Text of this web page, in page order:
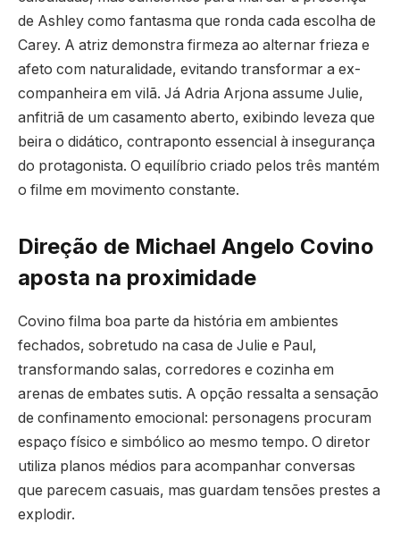
de Ashley como fantasma que ronda cada escolha de
Carey. A atriz demonstra firmeza ao alternar frieza e
afeto com naturalidade, evitando transformar a ex-
companheira em vilã. Já Adria Arjona assume Julie,
anfitriã de um casamento aberto, exibindo leveza que
beira o didático, contraponto essencial à insegurança
do protagonista. O equilíbrio criado pelos três mantém
o filme em movimento constante.
Direção de Michael Angelo Covino
aposta na proximidade
Covino filma boa parte da história em ambientes
fechados, sobretudo na casa de Julie e Paul,
transformando salas, corredores e cozinha em
arenas de embates sutis. A opção ressalta a sensação
de confinamento emocional: personagens procuram
espaço físico e simbólico ao mesmo tempo. O diretor
utiliza planos médios para acompanhar conversas
que parecem casuais, mas guardam tensões prestes a
explodir.